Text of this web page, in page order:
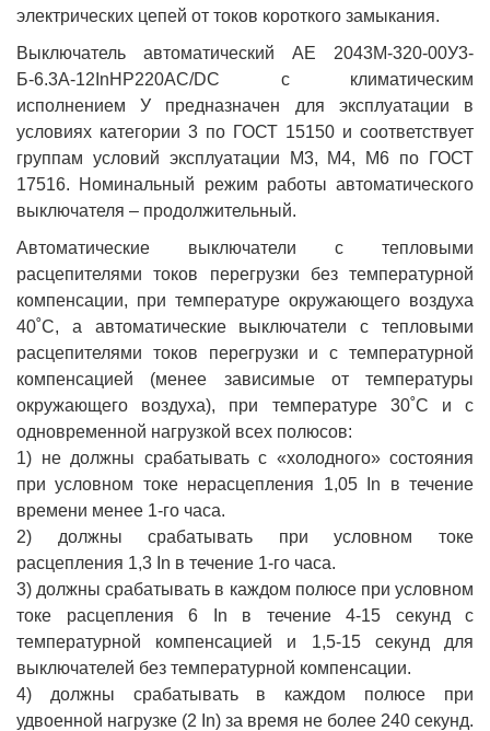
электрических цепей от токов короткого замыкания.
Выключатель автоматический АЕ 2043М-320-00У3-
Б-6.3А-12InНР220AC/DC с климатическим
исполнением У предназначен для эксплуатации в
условиях категории 3 по ГОСТ 15150 и соответствует
группам условий эксплуатации М3, М4, М6 по ГОСТ
17516. Номинальный режим работы автоматического
выключателя – продолжительный.
Автоматические выключатели с тепловыми
расцепителями токов перегрузки без температурной
компенсации, при температуре окружающего воздуха
40˚С, а автоматические выключатели с тепловыми
расцепителями токов перегрузки и с температурной
компенсацией (менее зависимые от температуры
окружающего воздуха), при температуре 30˚С и с
одновременной нагрузкой всех полюсов:
1) не должны срабатывать с «холодного» состояния
при условном токе нерасцепления 1,05 In в течение
времени менее 1-го часа.
2) должны срабатывать при условном токе
расцепления 1,3 In в течение 1-го часа.
3) должны срабатывать в каждом полюсе при условном
токе расцепления 6 In в течение 4-15 секунд с
температурной компенсацией и 1,5-15 секунд для
выключателей без температурной компенсации.
4) должны срабатывать в каждом полюсе при
удвоенной нагрузке (2 In) за время не более 240 секунд.